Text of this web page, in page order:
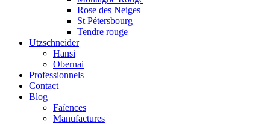
Rose des Neiges
St Pétersbourg
Tendre rouge
Utzschneider
Hansi
Obernai
Professionnels
Contact
Blog
Faïences
Manufactures